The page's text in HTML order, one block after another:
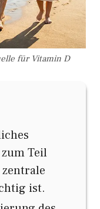
für Vitamin D
Teil
ist.